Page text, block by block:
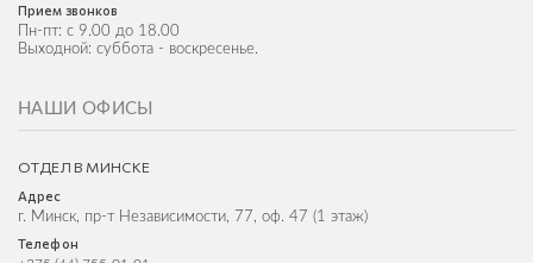
НАШИ ОФИСЫ
ОТДЕЛ В МИНСКЕ
Адрес
г. Минск, пр-т Независимости, 77, оф. 47 (1 этаж)
Телефон
Прием звонков
Пн-пт: с 9.00 до 18.00
Выходной: суббота - воскресенье.